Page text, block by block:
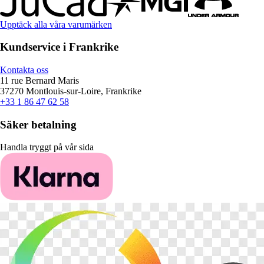
Upptäck alla våra varumärken
Kundservice i Frankrike
Kontakta oss
11 rue Bernard Maris
37270 Montlouis-sur-Loire, Frankrike
+33 1 86 47 62 58
Säker betalning
Handla tryggt på vår sida